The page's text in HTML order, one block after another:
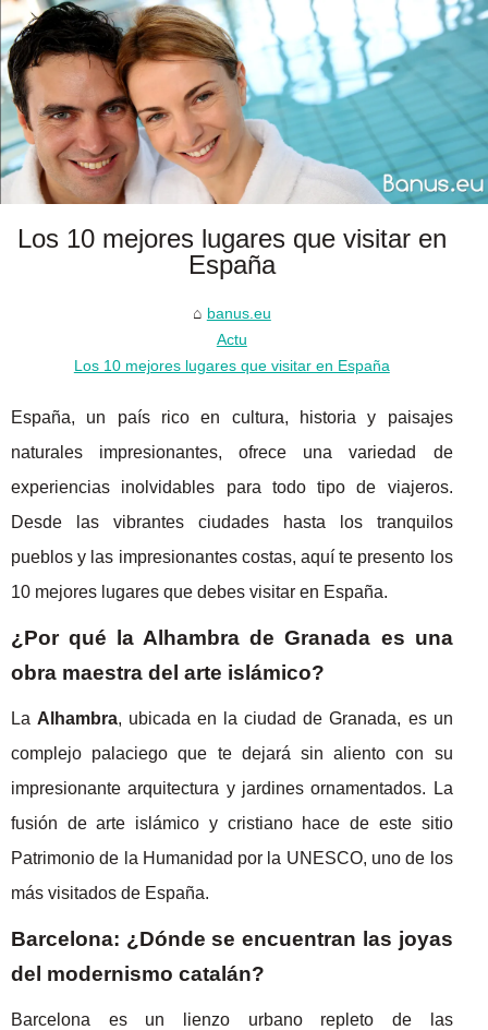
Los 10 mejores lugares que visitar en
España
banus.eu
Actu
Los 10 mejores lugares que visitar en España
España, un país rico en cultura, historia y paisajes
naturales impresionantes, ofrece una variedad de
experiencias inolvidables para todo tipo de viajeros.
Desde las vibrantes ciudades hasta los tranquilos
pueblos y las impresionantes costas, aquí te presento los
10 mejores lugares que debes visitar en España.
¿Por qué la Alhambra de Granada es una
obra maestra del arte islámico?
La Alhambra, ubicada en la ciudad de Granada, es un
complejo palaciego que te dejará sin aliento con su
impresionante arquitectura y jardines ornamentados. La
fusión de arte islámico y cristiano hace de este sitio
Patrimonio de la Humanidad por la UNESCO, uno de los
más visitados de España.
Barcelona: ¿Dónde se encuentran las joyas
del modernismo catalán?
Barcelona es un lienzo urbano repleto de las